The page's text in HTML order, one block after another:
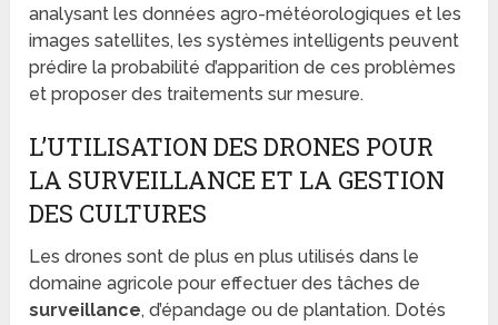
analysant les données agro-météorologiques et les
images satellites, les systèmes intelligents peuvent
prédire la probabilité d’apparition de ces problèmes
et proposer des traitements sur mesure.
L’UTILISATION DES DRONES POUR
LA SURVEILLANCE ET LA GESTION
DES CULTURES
Les drones sont de plus en plus utilisés dans le
domaine agricole pour effectuer des tâches de
surveillance, d’épandage ou de plantation. Dotés